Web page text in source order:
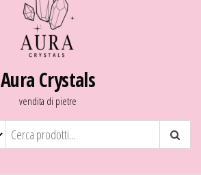
Aura Crystals
vendita di pietre